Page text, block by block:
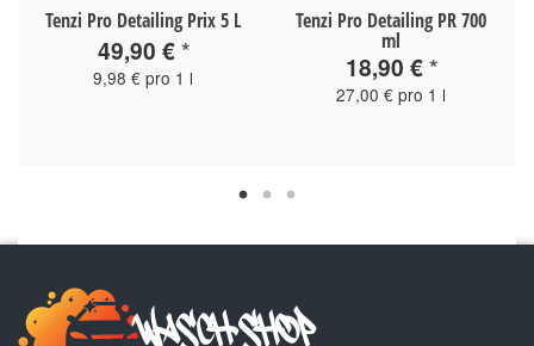
Tenzi Pro Detailing Prix 5 L
49,90 €*
9,98 € pro 1 l
Tenzi Pro Detailing PR 700
ml
18,90 €*
27,00 € pro 1 l